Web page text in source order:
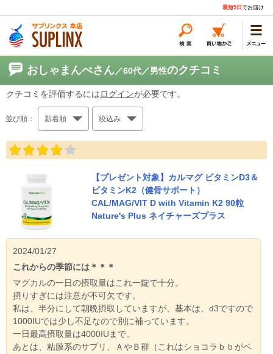
最短5日 でお届け
おしゃまんべさん／60代／男性のクチコミ
クチコミを評価するにはログインが必要です。
並び順： 新着順 絞込み
【プレゼント対象】カルマグ ビタミンD3＆
ビタミンK2（健骨サポート）
CAL/MAG/VIT D with Vitamin K2 90粒
Nature's Plus ネイチャーズプラス
2024/01/27
これからの季節には＊＊＊
マグカルの一日の摂取量はこれ一錠で十分。
摂りすぎには注意が不可欠です。
私は、半分にして朝晩摂取していますが、基本は、d3ですので
1000IUでは少し不足なので別に補っています。
一日最高摂取量は4000IUまで。
あとは、粘膜系のサプリ、ＡやＢ群（これはショコラｂｂがベ